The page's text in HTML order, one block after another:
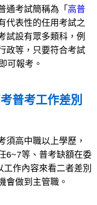
通考試簡稱為「 高普
代表性的任用考試之
試設有眾多類科，例
政等，只要符合考試
可報考。
普考工作差別
須高中職以上學歷，
6~7等、普考缺額在委
作內容來看二者差別
會做到主管職。